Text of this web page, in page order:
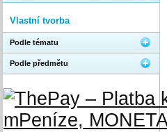
Vlastní tvorba
Podle tématu
Podle předmětu